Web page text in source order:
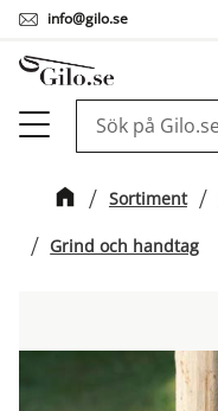
Meny
info@gilo.se
Sortiment
Grind och handtag